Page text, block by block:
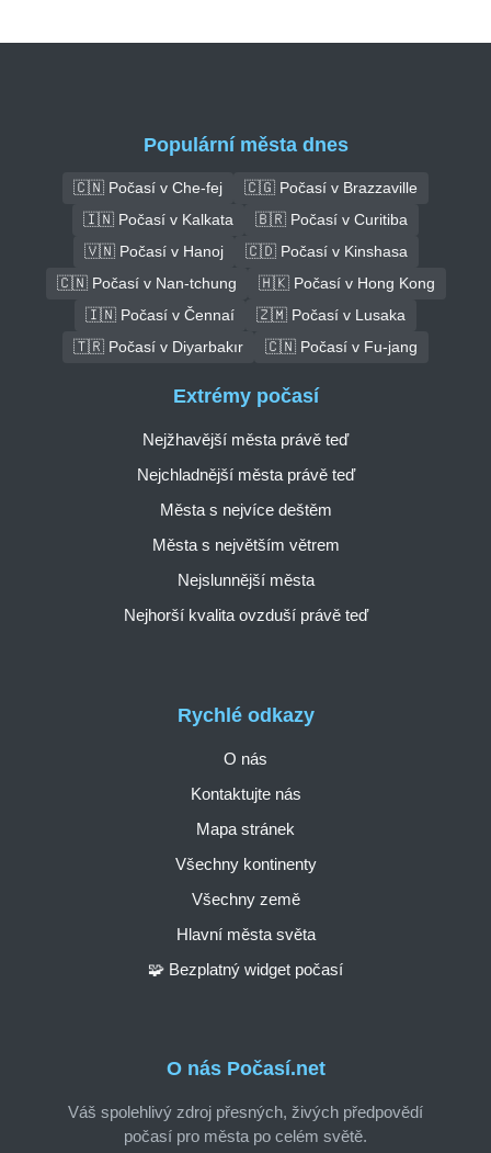
Populární města dnes
🇨🇳 Počasí v Che-fej
🇨🇬 Počasí v Brazzaville
🇮🇳 Počasí v Kalkata
🇧🇷 Počasí v Curitiba
🇻🇳 Počasí v Hanoj
🇨🇩 Počasí v Kinshasa
🇨🇳 Počasí v Nan-tchung
🇭🇰 Počasí v Hong Kong
🇮🇳 Počasí v Čennaí
🇿🇲 Počasí v Lusaka
🇹🇷 Počasí v Diyarbakır
🇨🇳 Počasí v Fu-jang
O nás Počasí.net
Váš spolehlivý zdroj přesných, živých předpovědí
počasí pro města po celém světě.
Rychlé odkazy
O nás
Kontaktujte nás
Mapa stránek
Všechny kontinenty
Všechny země
Hlavní města světa
🧩 Bezplatný widget počasí
Extrémy počasí
Nejžhavější města právě teď
Nejchladnější města právě teď
Města s nejvíce deštěm
Města s největším větrem
Nejslunnější města
Nejhorší kvalita ovzduší právě teď